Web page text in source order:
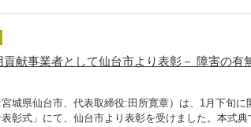
献事業者として仙台市より表彰－ 障害の有
城県仙台市、代表取締役:田所寛章）は、1月下旬に
彰式」にて、仙台市より表彰を受けました。本式典